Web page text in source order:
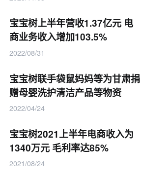
宝宝树上半年营收1.37亿元 电
商业务收入增加103.5%
2022/08/31
宝宝树联手袋鼠妈妈等为甘肃捐
赠母婴洗护清洁产品等物资
2022/04/24
宝宝树2021上半年电商收入为
1340万元 毛利率达85%
2021/08/24